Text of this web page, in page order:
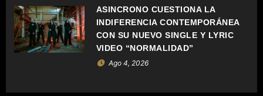
N
T
R
ASÍNCRONO CUESTIONA LA
INDIFERENCIA CONTEMPORÁNEA
CON SU NUEVO SINGLE Y LYRIC
VIDEO “NORMALIDAD”
Ago 4, 2026